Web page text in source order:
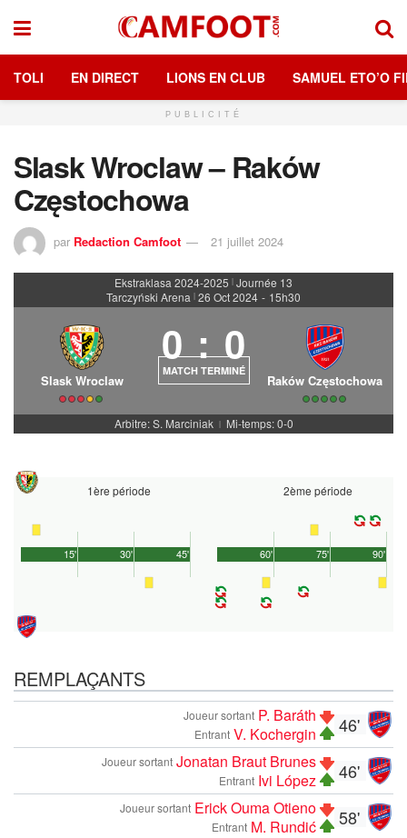
TOLI EN DIRECT LIONS EN CLUB SAMUEL ETO’O
PUBLICITÉ
Slask Wroclaw – Raków
Częstochowa
par Redaction Camfoot 21 juillet 2024
Ekstraklasa 2024-2025 | Journée 13
Tarczyński Arena | 26 Oct 2024 - 15h30
Slask Wroclaw
0 : 0
MATCH TERMINÉ
Raków Częstochowa
Arbitre: S. Marciniak | Mi-temps: 0-0
1ère période
45'
15' 30'
2ème période
90'
60' 75'
REMPLAÇANTS
46'
Joueur sortant P. Baráth
Entrant V. Kochergin
46'
Joueur sortant Jonatan Braut Brunes
Entrant Ivi López
58'
Joueur sortant Erick Ouma Otieno
Entrant M. Rundić